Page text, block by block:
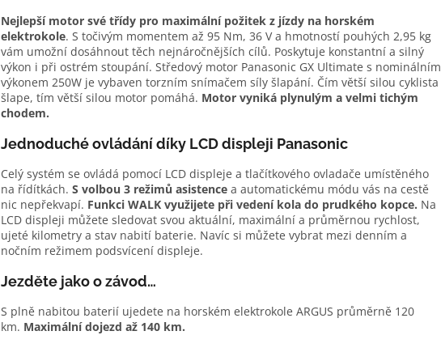
Nejlepší motor své třídy pro maximální požitek z jízdy na horském
elektrokole. S točivým momentem až 95 Nm, 36 V a hmotností pouhých 2,95 kg
vám umožní dosáhnout těch nejnáročnějších cílů. Poskytuje konstantní a silný
výkon i při ostrém stoupání. Středový motor Panasonic GX Ultimate s nominálním
výkonem 250W je vybaven torzním snímačem síly šlapání. Čím větší silou cyklista
šlape, tím větší silou motor pomáhá. Motor vyniká plynulým a velmi tichým
chodem.
Jednoduché ovládání díky LCD displeji Panasonic
Celý systém se ovládá pomocí LCD displeje a tlačítkového ovladače umístěného
na řídítkách. S volbou 3 režimů asistence a automatickému módu vás na cestě
nic nepřekvapí. Funkci WALK využijete při vedení kola do prudkého kopce. Na
LCD displeji můžete sledovat svou aktuální, maximální a průměrnou rychlost,
ujeté kilometry a stav nabití baterie. Navíc si můžete vybrat mezi denním a
nočním režimem podsvícení displeje.
Jezděte jako o závod…
S plně nabitou baterií ujedete na horském elektrokole ARGUS průměrně 120
km. Maximální dojezd až 140 km.